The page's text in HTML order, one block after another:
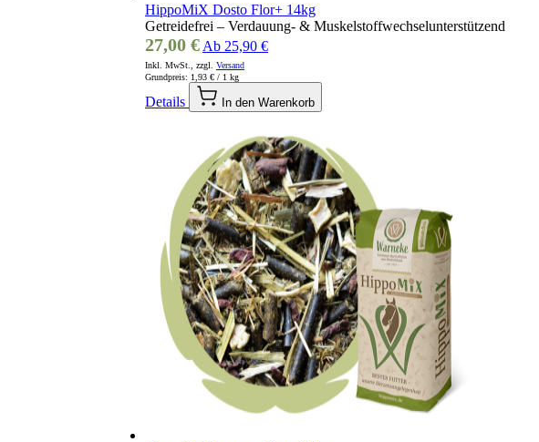
HippoMiX Dosto Flor+ 14kg
Getreidefrei – Verdauung- & Muskelstoffwechselunterstützend
27,00 € Ab 25,90 €
Inkl. MwSt., zzgl. Versand
Grundpreis: 1,93 € / 1 kg
Details In den Warenkorb